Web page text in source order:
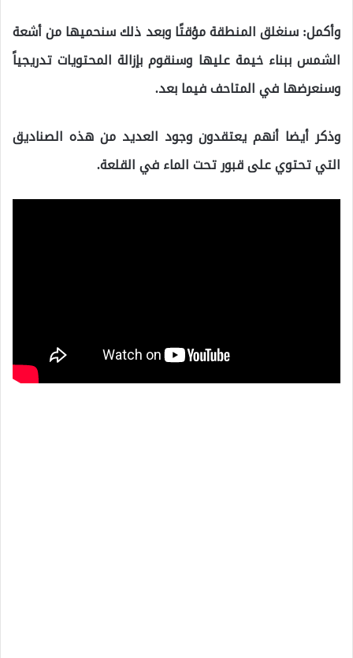
وأكمل: سنغلق المنطقة مؤقتًا وبعد ذلك سنحميها من أشعة
الشمس ببناء خيمة عليها وسنقوم بإزالة المحتويات تدريجياً
وسنعرضها في المتاحف فيما بعد.
وذكر أيضا أنهم يعتقدون وجود العديد من هذه الصناديق
التي تحتوي على قبور تحت الماء في القلعة.